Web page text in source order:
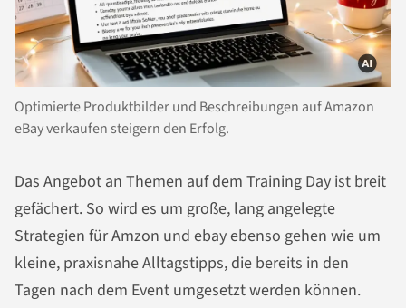
Optimierte Produktbilder und Beschreibungen auf Amazon
eBay verkaufen steigern den Erfolg.
Das Angebot an Themen auf dem Training Day ist breit
gefächert. So wird es um große, lang angelegte
Strategien für Amzon und ebay ebenso gehen wie um
kleine, praxisnahe Alltagstipps, die bereits in den
Tagen nach dem Event umgesetzt werden können.